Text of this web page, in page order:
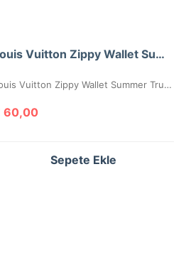
Louis Vuitton Zippy Wallet Summer Trunk İthal Cüzdan
Louis Vuitton Zippy Wallet Summer Trunk ithal cüzdan, seri numaralı, kutulu, toz torbalı, sertifikalı, ebatı 20x11cm.
60,00
Sepete Ekle